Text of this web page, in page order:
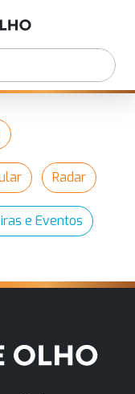
Radar
e Eventos